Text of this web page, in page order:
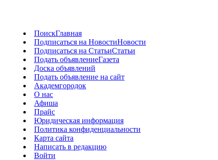
ПоискГлавная
Подписаться на НовостиНовости
Подписаться на СтатьиСтатьи
Подать объявлениеГазета
Доска объявлений
Подать объявление на сайт
Академгородок
О нас
Афиша
Прайс
Юридическая информация
Политика конфиденциальности
Карта сайта
Написать в редакцию
Войти